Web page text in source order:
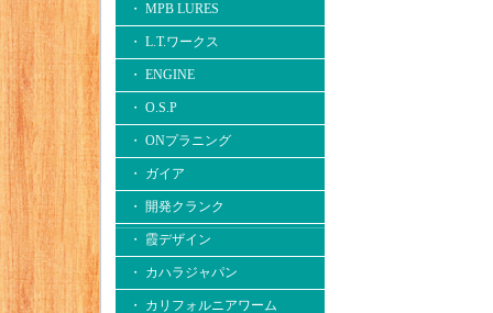
・ MPB LURES
・ L.T.ワークス
・ ENGINE
・ O.S.P
・ ONプラニング
・ ガイア
・ 開発クランク
・ 霞デザイン
・ カハラジャパン
・ カリフォルニアワーム